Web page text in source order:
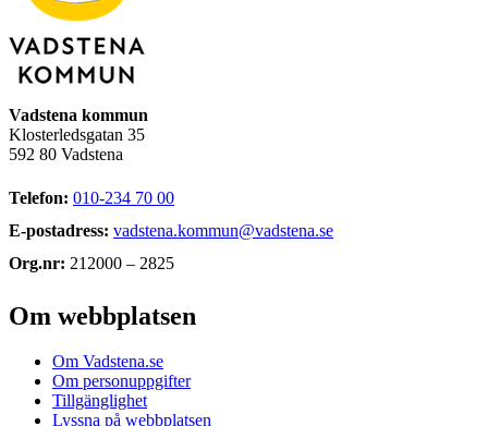
Vadstena kommun
Klosterledsgatan 35
592 80 Vadstena
Telefon: 010-234 70 00
E-postadress: vadstena.kommun@vadstena.se
Org.nr: 212000 – 2825
Om webbplatsen
Om Vadstena.se
Om personuppgifter
Tillgänglighet
Lyssna på webbplatsen